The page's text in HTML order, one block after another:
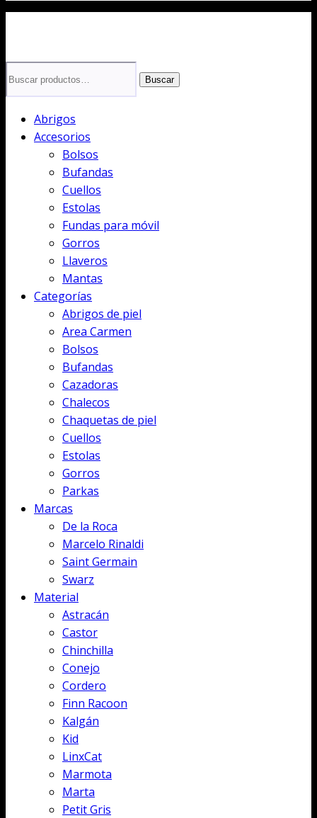
por:
Buscar
Abrigos
Accesorios
Bolsos
Bufandas
Cuellos
Estolas
Fundas para móvil
Gorros
Llaveros
Mantas
Categorías
Abrigos de piel
Area Carmen
Bolsos
Bufandas
Cazadoras
Chalecos
Chaquetas de piel
Cuellos
Estolas
Gorros
Parkas
Marcas
De la Roca
Marcelo Rinaldi
Saint Germain
Swarz
Material
Astracán
Castor
Chinchilla
Conejo
Cordero
Finn Racoon
Kalgán
Kid
LinxCat
Marmota
Marta
Petit Gris